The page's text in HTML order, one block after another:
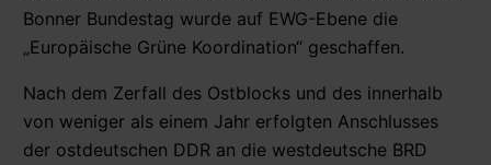
Bonner Bundestag wurde auf EWG-Ebene die
„Europäische Grüne Koordination“ geschaffen.
Nach dem Zerfall des Ostblocks und des innerhalb
von weniger als einem Jahr erfolgten Anschlusses
der ostdeutschen DDR an die westdeutsche BRD